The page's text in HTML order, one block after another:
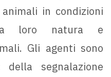
in condizioni
loro natura e
Gli agenti sono
segnalazione